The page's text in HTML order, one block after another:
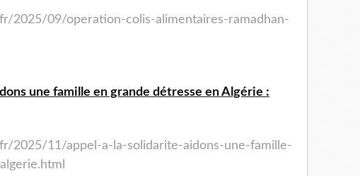
2025/09/operation-colis-alimentaires-ramadhan-
une famille en grande détresse en Algérie :
2025/11/appel-a-la-solidarite-aidons-une-famille-